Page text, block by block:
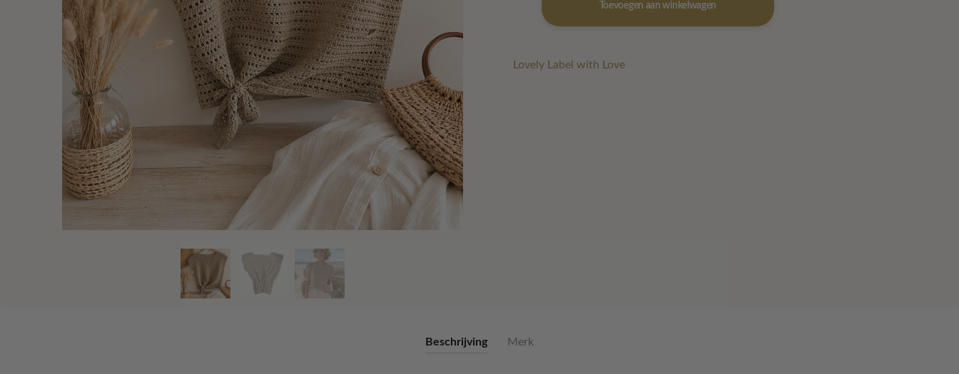
Toevoegen aan winkelwagen
Lovely Label with Love
Beschrijving Merk